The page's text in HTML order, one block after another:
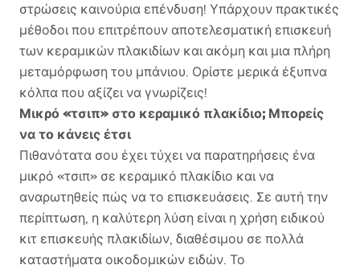
στρώσεις καινούρια επένδυση! Υπάρχουν πρακτικές
μέθοδοι που επιτρέπουν αποτελεσματική επισκευή
των κεραμικών πλακιδίων και ακόμη και μια πλήρη
μεταμόρφωση του μπάνιου. Ορίστε μερικά έξυπνα
κόλπα που αξίζει να γνωρίζεις!
Μικρό «τσιπ» στο κεραμικό πλακίδιο; Μπορείς
να το κάνεις έτσι
Πιθανότατα σου έχει τύχει να παρατηρήσεις ένα
μικρό «τσιπ» σε κεραμικό πλακίδιο και να
αναρωτηθείς πώς να το επισκευάσεις. Σε αυτή την
περίπτωση, η καλύτερη λύση είναι η χρήση ειδικού
κιτ επισκευής πλακιδίων, διαθέσιμου σε πολλά
καταστήματα οικοδομικών ειδών. Το